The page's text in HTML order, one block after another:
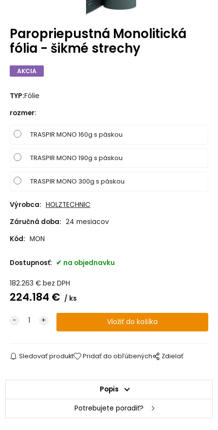
Paropriepustná Monolitická
fólia - šikmé strechy
AKCIA
TYP:Fólie
rozmer:
TRASPIR MONO 160g s páskou
TRASPIR MONO 190g s páskou
TRASPIR MONO 300g s páskou
Výrobca: HOLZTECHNIC
Záručná doba: 24 mesiacov
Kód: MON
Dostupnosť: na objednavku
182.263 € bez DPH
224.184 € ks
Sledovať produkt Pridať do obľúbených Zdielať
Popis
Potrebujete poradiť?